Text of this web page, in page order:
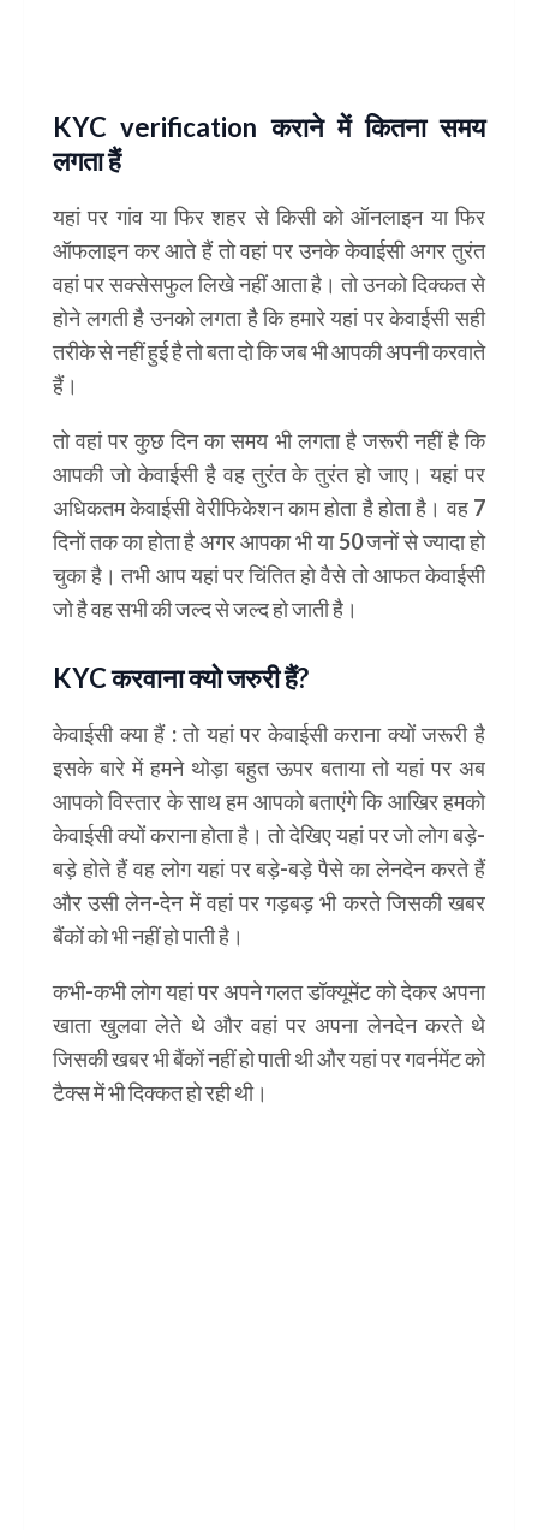
KYC verification कराने में कितना समय
लगता हैं
यहां पर गांव या फिर शहर से किसी को ऑनलाइन या फिर
ऑफलाइन कर आते हैं तो वहां पर उनके केवाईसी अगर तुरंत
वहां पर सक्सेसफुल लिखे नहीं आता है। तो उनको दिक्कत से
होने लगती है उनको लगता है कि हमारे यहां पर केवाईसी सही
तरीके से नहीं हुई है तो बता दो कि जब भी आपकी अपनी करवाते
हैं।
तो वहां पर कुछ दिन का समय भी लगता है जरूरी नहीं है कि
आपकी जो केवाईसी है वह तुरंत के तुरंत हो जाए। यहां पर
अधिकतम केवाईसी वेरीफिकेशन काम होता है होता है। वह 7
दिनों तक का होता है अगर आपका भी या 50 जनों से ज्यादा हो
चुका है। तभी आप यहां पर चिंतित हो वैसे तो आफत केवाईसी
जो है वह सभी की जल्द से जल्द हो जाती है।
KYC करवाना क्यो जरुरी हैं?
केवाईसी क्या हैं : तो यहां पर केवाईसी कराना क्यों जरूरी है
इसके बारे में हमने थोड़ा बहुत ऊपर बताया तो यहां पर अब
आपको विस्तार के साथ हम आपको बताएंगे कि आखिर हमको
केवाईसी क्यों कराना होता है। तो देखिए यहां पर जो लोग बड़े-
बड़े होते हैं वह लोग यहां पर बड़े-बड़े पैसे का लेनदेन करते हैं
और उसी लेन-देन में वहां पर गड़बड़ भी करते जिसकी खबर
बैंकों को भी नहीं हो पाती है।
कभी-कभी लोग यहां पर अपने गलत डॉक्यूमेंट को देकर अपना
खाता खुलवा लेते थे और वहां पर अपना लेनदेन करते थे
जिसकी खबर भी बैंकों नहीं हो पाती थी और यहां पर गवर्नमेंट को
टैक्स में भी दिक्कत हो रही थी।